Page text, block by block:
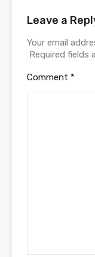
Leave a
Your email
Required fields
Comment *